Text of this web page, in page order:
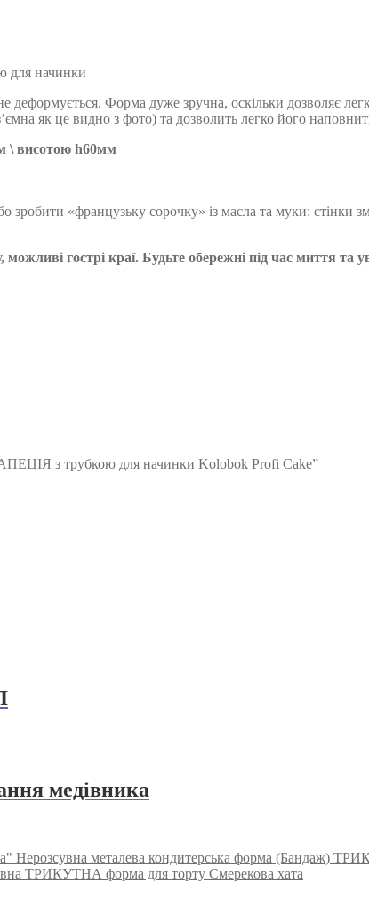
для начинки
деформується. Форма дуже зручна, оскільки дозволяє
як це видно з фото) та дозволить легко його
\ висотою h60мм
«французьку сорочку» із масла та муки:
гострі краї. Будьте обережні під час миття
з трубкою для начинки Kolobok Profi Cake”
медівника
Нерозсувна металева кондитерська форма (Бандаж)
ТРИКУТНА форма для торту Смерекова хата